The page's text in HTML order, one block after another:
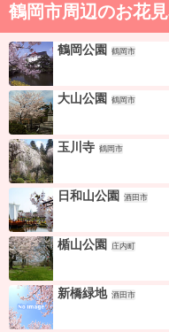
鶴岡市周辺のお花
鶴岡公園 鶴岡市
大山公園 鶴岡市
玉川寺 鶴岡市
日和山公園 酒田市
楯山公園 庄内町
新橋緑地 酒田市